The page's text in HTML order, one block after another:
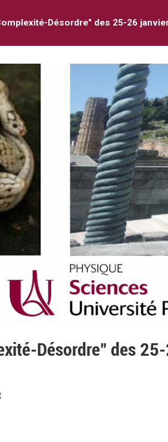
Désordre" des 25-26
Désordre" des